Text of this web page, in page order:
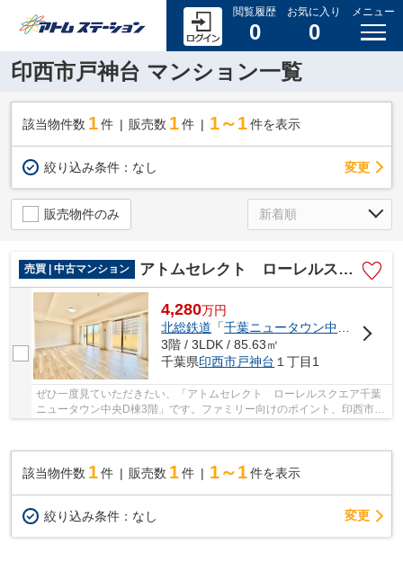
閲覧履歴
0
お気に入り
0
メニュー
印西市戸神台 マンション一覧
該当物件数 1件 販売数 1 件 1～1 件を表示
絞り込み条件： なし 変更
販売物件のみ
売買 | 中古マンション アトムセレクト ローレルスクエア千葉ニュータウン中央D棟3階
4,280万円
北総鉄道 「千葉ニュータウン中央
」駅 徒
3階 / 3LDK / 85.63㎡
千葉県印西市戸神台 １丁目1
ぜひ一度見ていただきたい、「アトムセレクト ローレルスクエア千葉
ニュータウン中央D棟3階」です。ファミリー向けのポイント、印西市立
該当物件数 1件 販売数 1 件 1～1 件を表示
絞り込み条件： なし 変更